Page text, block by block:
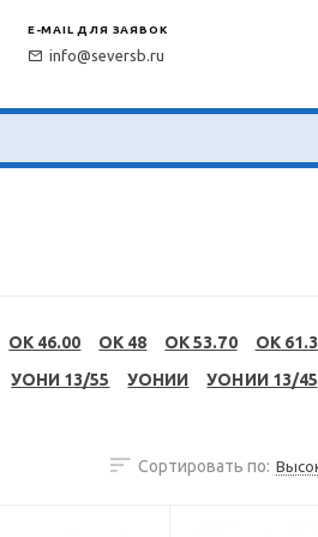
E-MAIL ДЛЯ ЗАЯВОК
info@seversb.ru
OK 46.00 OK 48 OK 53.70 OK
УОНИ 13/55 УОНИИ УОНИИ 13/45
Сортировать по: